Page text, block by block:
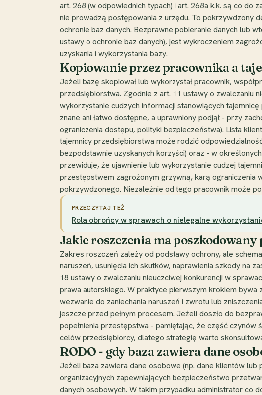
art. 268 (w odpowiednich typach) i art. 268a k.k. są co do
nie prowadzą postępowania z urzędu. To pokrzywdzony
ochronie baz danych. Bezprawne pobieranie danych lub
ustawy o ochronie baz danych), jest wykroczeniem
uzyskania i wykorzystania bazy.
Kopiowanie przez pracownika a
Jeżeli bazę skopiował lub wykorzystał pracownik,
przedsiębiorstwa. Zgodnie z art. 11 ustawy o zwalczaniu
wykorzystanie cudzych informacji stanowiących
znane ani łatwo dostępne, a uprawniony podjął - przy
ograniczenia dostępu, polityki bezpieczeństwa). Lista
tajemnicy przedsiębiorstwa może rodzić
bezpodstawnie uzyskanych korzyści) oraz - w
przewiduje, że ujawnienie lub wykorzystanie cudzej
przestępstwem zagrożonym grzywną, karą ograniczenia
pokrzywdzonego. Niezależnie od tego pracownik może
PRZECZYTAJ TEŻ
Rola obrońcy w sprawach o nielegalne
Jakie roszczenia ma
Zakres roszczeń zależy od podstawy ochrony, ale
naruszeń, usunięcia ich skutków, naprawienia szkody na
18 ustawy o zwalczaniu nieuczciwej konkurencji w
prawa autorskiego. W praktyce pierwszym krokiem
wezwanie do zaniechania naruszeń i zwrotu lub
jeszcze przed pełnym procesem. Jeżeli doszło do
popełnienia przestępstwa - pamiętając, że część
celów przedsiębiorcy, dlatego strategię warto
RODO - gdy baza zawiera dane
Jeżeli baza zawiera dane osobowe (np. dane klientów
organizacyjnych zapewniających bezpieczeństwo
danych osobowych. W takim przypadku administrator co